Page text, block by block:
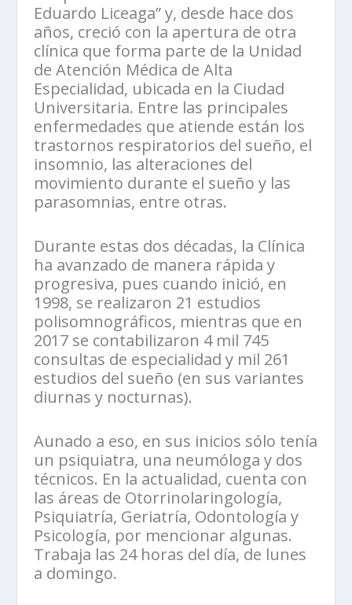
Eduardo Liceaga” y, desde hace dos
años, creció con la apertura de otra
clínica que forma parte de la Unidad
de Atención Médica de Alta
Especialidad, ubicada en la Ciudad
Universitaria. Entre las principales
enfermedades que atiende están los
trastornos respiratorios del sueño, el
insomnio, las alteraciones del
movimiento durante el sueño y las
parasomnias, entre otras.
Durante estas dos décadas, la Clínica
ha avanzado de manera rápida y
progresiva, pues cuando inició, en
1998, se realizaron 21 estudios
polisomnográficos, mientras que en
2017 se contabilizaron 4 mil 745
consultas de especialidad y mil 261
estudios del sueño (en sus variantes
diurnas y nocturnas).
Aunado a eso, en sus inicios sólo tenía
un psiquiatra, una neumóloga y dos
técnicos. En la actualidad, cuenta con
las áreas de Otorrinolaringología,
Psiquiatría, Geriatría, Odontología y
Psicología, por mencionar algunas.
Trabaja las 24 horas del día, de lunes
a domingo.